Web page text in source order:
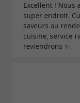
Excellent ! Nous
super endroit.
saveurs au
cuisine, service
reviendrons ✨